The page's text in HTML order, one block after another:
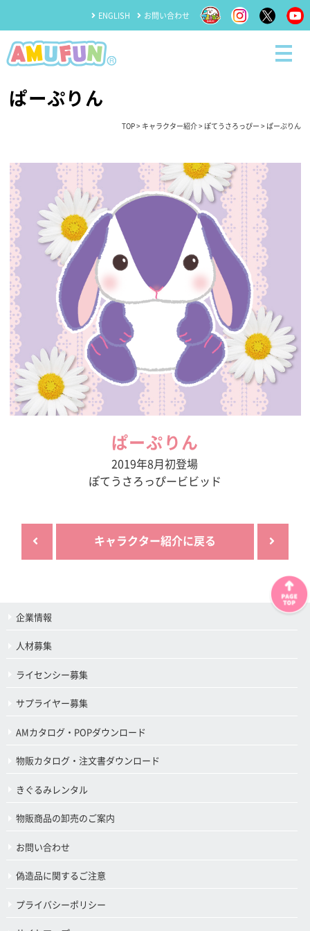
ENGLISH お問い合わせ
ぱーぷりん
TOP> キャラクター紹介> ぽてうさろっぴー > ぱーぷりん
ぱーぷりん
2019年8月初登場
ぽてうさろっぴービビッド
キャラクター紹介に戻る
企業情報
人材募集
ライセンシー募集
サプライヤー募集
AMカタログ・POPダウンロード
物販カタログ・注文書ダウンロード
きぐるみレンタル
物販商品の卸売のご案内
お問い合わせ
偽造品に関するご注意
プライバシーポリシー